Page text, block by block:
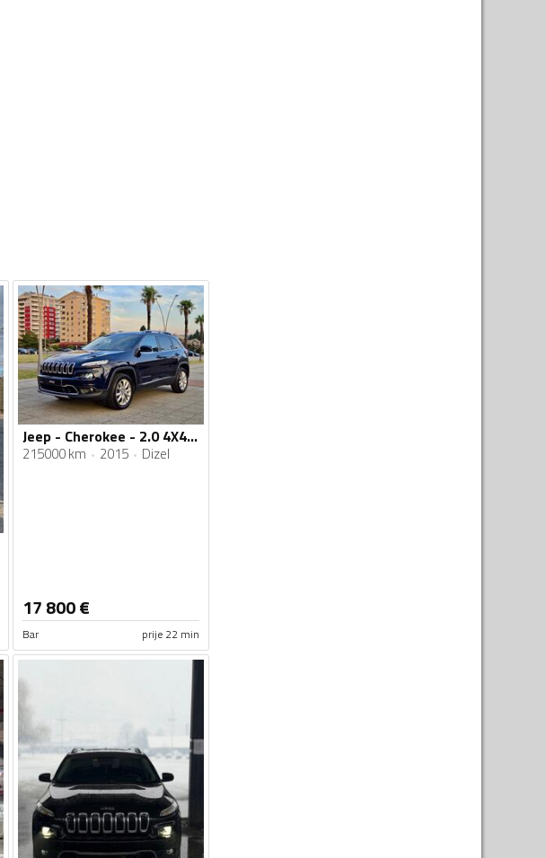
Jeep - Cherokee - 2.0 4X4 Limited
215000 km 2015 Dizel
17 800€
Bar prije 22 min